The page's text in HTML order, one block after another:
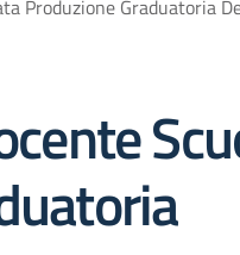
Produzione Graduatoria